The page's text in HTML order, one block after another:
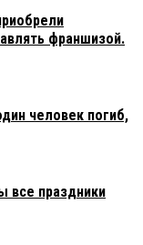
франшизой.
человек погиб,
праздники